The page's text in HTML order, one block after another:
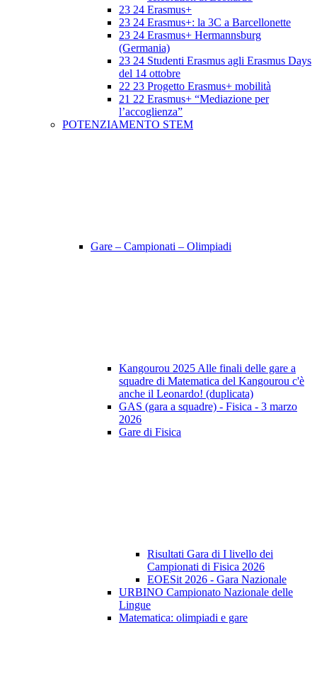
23 24 Erasmus+
23 24 Erasmus+: la 3C a Barcellonette
23 24 Erasmus+ Hermannsburg
(Germania)
23 24 Studenti Erasmus agli Erasmus Days
del 14 ottobre
22 23 Progetto Erasmus+ mobilità
21 22 Erasmus+ “Mediazione per
l’accoglienza”
POTENZIAMENTO STEM
Gare – Campionati – Olimpiadi
Kangourou 2025 Alle finali delle gare a
squadre di Matematica del Kangourou c'è
anche il Leonardo! (duplicata)
GAS (gara a squadre) - Fisica - 3 marzo
2026
Gare di Fisica
Risultati Gara di I livello dei
Campionati di Fisica 2026
EOESit 2026 - Gara Nazionale
URBINO Campionato Nazionale delle
Lingue
Matematica: olimpiadi e gare